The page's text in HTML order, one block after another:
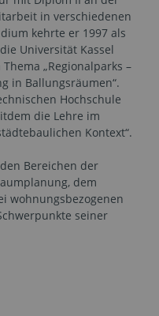
in verschiedenen
kehrte er 1997 als
Universität Kassel
„Regionalparks –
in Ballungsräumen“.
Hochschule
die Lehre im
Kontext“.
Bereichen der
dem
wohnungsbezogenen
seiner